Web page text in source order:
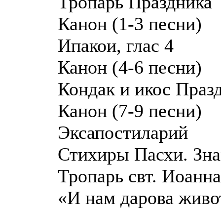
Канон (1-3 песни)
Ипакои, глас 4
Канон (4-6 песни)
Кондак и икос
Канон (7-9 песни)
Эксапостиларий
Стихиры Пасхи.
Тропарь свт.
«И нам дарова